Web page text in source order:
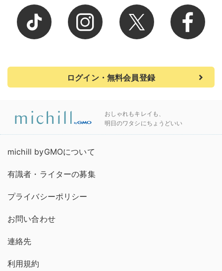
ログイン・無料会員登録
おしゃれもキレイも、
明日のワタシにちょうどいい
michill byGMOについて
有識者・ライターの募集
プライバシーポリシー
お問い合わせ
連絡先
利用規約